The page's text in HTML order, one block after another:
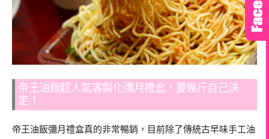
帝王油飯超人氣客製化彌月禮盒，要幾斤自己決
定！
帝王油飯彌月禮盒真的非常暢銷，目前除了傳統古早味手工油